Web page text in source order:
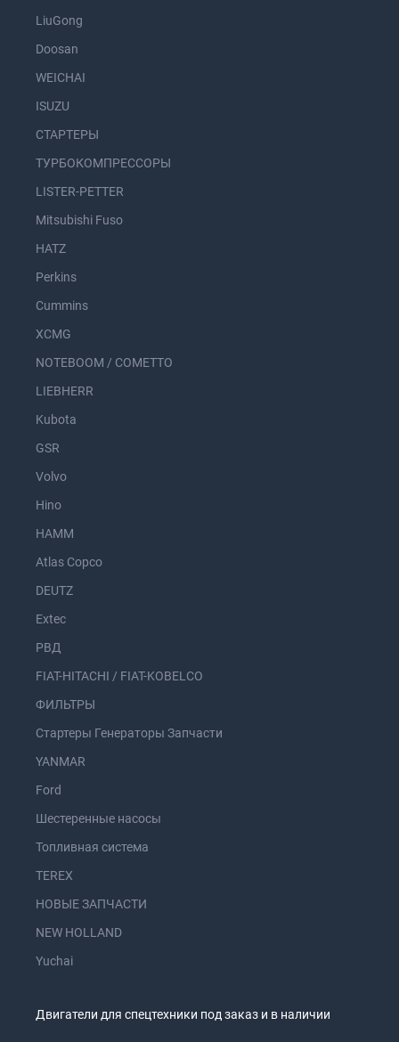
LiuGong
Doosan
WEICHAI
ISUZU
СТАРТЕРЫ
ТУРБОКОМПРЕССОРЫ
LISTER-PETTER
Mitsubishi Fuso
HATZ
Perkins
Cummins
XCMG
NOTEBOOM / COMETTO
LIEBHERR
Kubota
GSR
Volvo
Hino
HAMM
Atlas Copco
DEUTZ
Extec
РВД
FIAT-HITACHI / FIAT-KOBELCO
ФИЛЬТРЫ
Стартеры Генераторы Запчасти
YANMAR
Ford
Шестеренные насосы
Топливная система
TEREX
НОВЫЕ ЗАПЧАСТИ
NEW HOLLAND
Yuchai
Двигатели для спецтехники под заказ и в наличии